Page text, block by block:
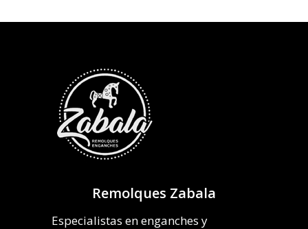
Remolques Zabala
Especialistas en enganches y